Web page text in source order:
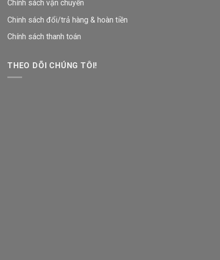
Chính sách vận chuyển
Chinh sách đổi/trả hàng & hoàn tiền
Chính sách thanh toán
THEO DÕI CHÚNG TÔI!